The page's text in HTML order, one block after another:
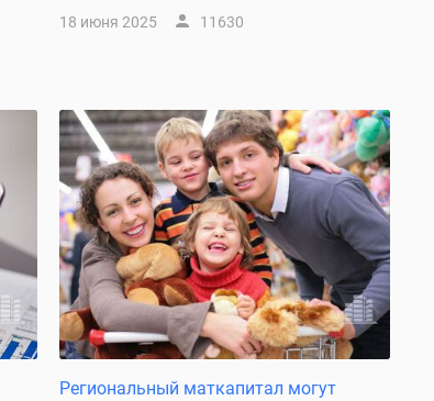
18 июня 2025 11630
Региональный маткапитал могут